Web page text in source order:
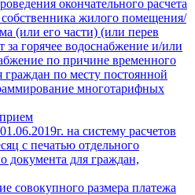
окончательного расчета
жилого помещения/
(или его части) (или перев
за горячее водоснабжение и/или
по причине временного
граждан по месту постоянной
многотарифных
на систему расчетов
с печатью отдельного
документа для граждан,
совокупного размера платежа